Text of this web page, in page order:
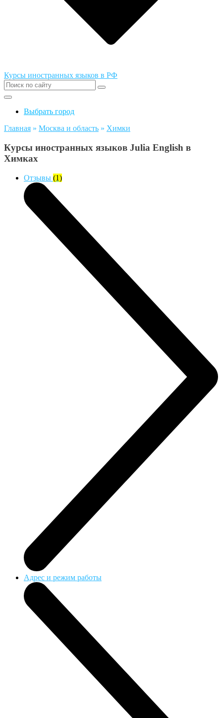
Курсы иностранных языков в РФ
Выбрать город
Главная » Москва и область » Химки
Курсы иностранных языков Julia English в
Химках
Отзывы (1)
Адрес и режим работы